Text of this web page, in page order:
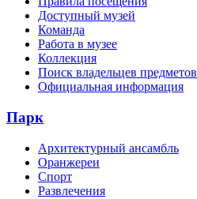
Доступный музей
Команда
Работа в музее
Коллекция
Поиск владельцев предметов
Официальная информация
Парк
Архитектурный ансамбль
Оранжереи
Спорт
Развлечения